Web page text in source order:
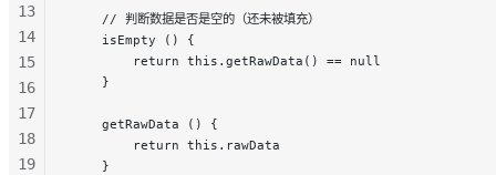
    // 判断数据是否是空的（还未被填充）
    isEmpty () {
        return this.getRawData() == null
    }
    getRawData () {
        return this.rawData
    }
13
14
15
16
17
18
19